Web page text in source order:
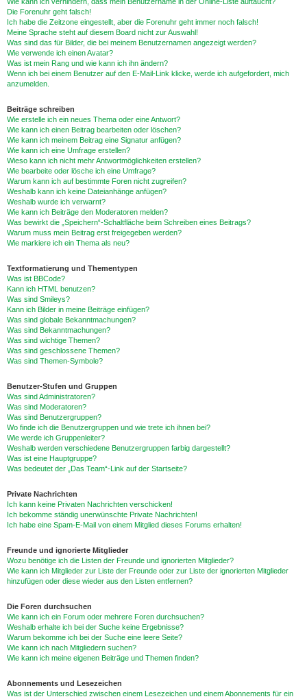
Die Forenuhr geht falsch!
Ich habe die Zeitzone eingestellt, aber die Forenuhr geht immer noch falsch!
Meine Sprache steht auf diesem Board nicht zur Auswahl!
Was sind das für Bilder, die bei meinem Benutzernamen angezeigt werden?
Wie verwende ich einen Avatar?
Was ist mein Rang und wie kann ich ihn ändern?
Wenn ich bei einem Benutzer auf den E-Mail-Link klicke, werde ich aufgefordert, mich
anzumelden.
Beiträge schreiben
Wie erstelle ich ein neues Thema oder eine Antwort?
Wie kann ich einen Beitrag bearbeiten oder löschen?
Wie kann ich meinem Beitrag eine Signatur anfügen?
Wie kann ich eine Umfrage erstellen?
Wieso kann ich nicht mehr Antwortmöglichkeiten erstellen?
Wie bearbeite oder lösche ich eine Umfrage?
Warum kann ich auf bestimmte Foren nicht zugreifen?
Weshalb kann ich keine Dateianhänge anfügen?
Weshalb wurde ich verwarnt?
Wie kann ich Beiträge den Moderatoren melden?
Was bewirkt die „Speichern“-Schaltfläche beim Schreiben eines Beitrags?
Warum muss mein Beitrag erst freigegeben werden?
Wie markiere ich ein Thema als neu?
Textformatierung und Thementypen
Was ist BBCode?
Kann ich HTML benutzen?
Was sind Smileys?
Kann ich Bilder in meine Beiträge einfügen?
Was sind globale Bekanntmachungen?
Was sind Bekanntmachungen?
Was sind wichtige Themen?
Was sind geschlossene Themen?
Was sind Themen-Symbole?
Benutzer-Stufen und Gruppen
Was sind Administratoren?
Was sind Moderatoren?
Was sind Benutzergruppen?
Wo finde ich die Benutzergruppen und wie trete ich ihnen bei?
Wie werde ich Gruppenleiter?
Weshalb werden verschiedene Benutzergruppen farbig dargestellt?
Was ist eine Hauptgruppe?
Was bedeutet der „Das Team“-Link auf der Startseite?
Private Nachrichten
Ich kann keine Privaten Nachrichten verschicken!
Ich bekomme ständig unerwünschte Private Nachrichten!
Ich habe eine Spam-E-Mail von einem Mitglied dieses Forums erhalten!
Freunde und ignorierte Mitglieder
Wozu benötige ich die Listen der Freunde und ignorierten Mitglieder?
Wie kann ich Mitglieder zur Liste der Freunde oder zur Liste der ignorierten Mitglieder
hinzufügen oder diese wieder aus den Listen entfernen?
Die Foren durchsuchen
Wie kann ich ein Forum oder mehrere Foren durchsuchen?
Weshalb erhalte ich bei der Suche keine Ergebnisse?
Warum bekomme ich bei der Suche eine leere Seite?
Wie kann ich nach Mitgliedern suchen?
Wie kann ich meine eigenen Beiträge und Themen finden?
Abonnements und Lesezeichen
Was ist der Unterschied zwischen einem Lesezeichen und einem Abonnements für ein